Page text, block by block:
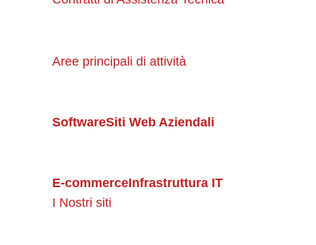
Aree principali di attività
SoftwareSiti Web Aziendali
E-commerceInfrastruttura IT
I Nostri siti